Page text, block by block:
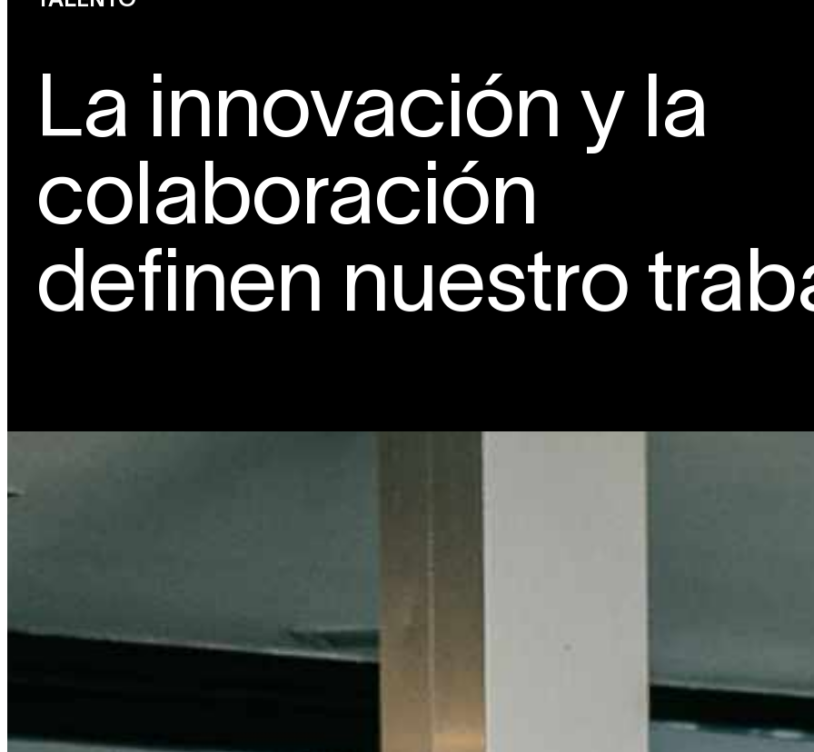
La innovación y la
colaboración
definen nuestro